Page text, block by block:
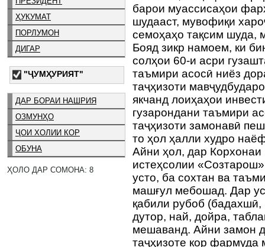
ҲУКУМАТ
ПОРЛУМОН
ДИГАР
"ҶУМҲУРИЯТ"
ДАР БОРАИ НАШРИЯ
ОЗМУНҲО
ҶОИ ХОЛИИ КОР
ОБУНА
ҲОЛО ДАР СОМОНА: 8
барои муассисаҳои
шудааст, мувофиқи
семоҳаҳо тақсим шуда,
Бояд зикр намоем, ки
солҳои 60-и асри
таъмири асосӣ ниёз
таҷҳизоти
якчанд лоиҳаҳои
гузарондани таъмири
таҷҳизоти замонавӣ
то ҳол ҳалли худро
Айни ҳол, дар
истеҳсолии
усто, ба сохтан ва
машғул мебошад. Дар
қабили рубоб (бадахшӣ,
дутор, най, дойра,
мешаванд. Айни замон
таҷҳизоте кор фармуда